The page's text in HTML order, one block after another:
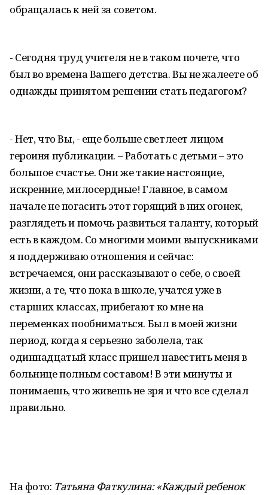
обращалась к ней за советом.
- Сегодня труд учителя не в таком почете, что
был во времена Вашего детства. Вы не жалеете об
однажды принятом решении стать педагогом?
- Нет, что Вы, - еще больше светлеет лицом
героиня публикации. – Работать с детьми – это
большое счастье. Они же такие настоящие,
искренние, милосердные! Главное, в самом
начале не погасить этот горящий в них огонек,
разглядеть и помочь развиться таланту, который
есть в каждом. Со многими моими выпускниками
я поддерживаю отношения и сейчас:
встречаемся, они рассказывают о себе, о своей
жизни, а те, что пока в школе, учатся уже в
старших классах, прибегают ко мне на
переменках пообниматься. Был в моей жизни
период, когда я серьезно заболела, так
одиннадцатый класс пришел навестить меня в
больнице полным составом! В эти минуты и
понимаешь, что живешь не зря и что все сделал
правильно.
На фото: Татьяна Фаткулина: «Каждый ребенок